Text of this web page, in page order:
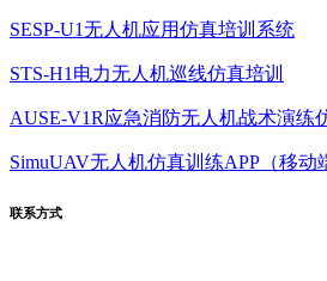
SESP-U1无人机应用仿真培训系统
STS-H1电力无人机巡线仿真培训
AUSE-V1R应急消防无人机战术演练
SimuUAV无人机仿真训练APP（移动
联系方式